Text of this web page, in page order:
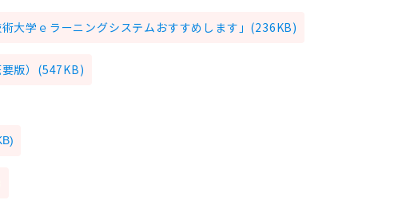
大学ｅラーニングシステムおすすめします」(236KB)
版）(547KB)